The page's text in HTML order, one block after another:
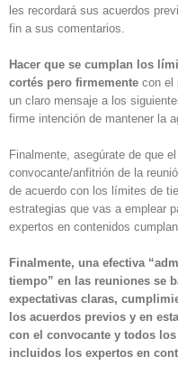
les recordará sus acuerdos
fin a sus comentarios.
Hacer que se cumplan los
cortés pero firmemente con el
un claro mensaje a los
firme intención de mantener la
Finalmente, asegúrate de que el
convocante/anfitrión de la
de acuerdo con los límites de
estrategias que vas a emplear
expertos en contenidos
Finalmente, una efectiva
tiempo” en las reuniones se
expectativas claras,
los acuerdos previos y en
con el convocante y todos
incluidos los expertos en